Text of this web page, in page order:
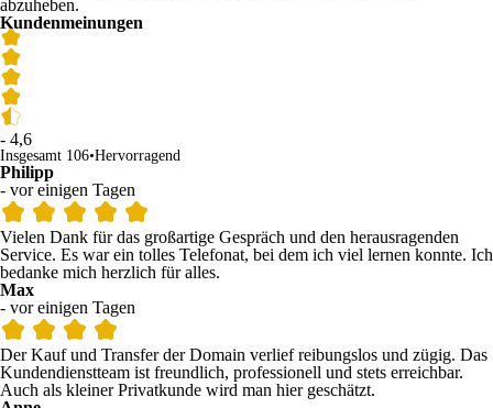
abzuheben.
Kundenmeinungen
- 4,6
Insgesamt 106•Hervorragend
Philipp
- vor einigen Tagen
Vielen Dank für das großartige Gespräch und den herausragenden
Service. Es war ein tolles Telefonat, bei dem ich viel lernen konnte. Ich
bedanke mich herzlich für alles.
Max
- vor einigen Tagen
Der Kauf und Transfer der Domain verlief reibungslos und zügig. Das
Kundendienstteam ist freundlich, professionell und stets erreichbar.
Auch als kleiner Privatkunde wird man hier geschätzt.